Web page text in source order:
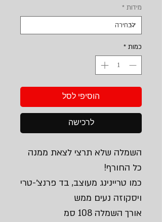
מידות *
כמות *
הוסיפי לסל
לרכישה
השמלה שלא תרצי לצאת ממנה
כל החורף!
כמו טריינינג מעוצב, בד פרנצ׳-טרי
ויסקוזה נעים ממש
אורך השמלה 108 סמ